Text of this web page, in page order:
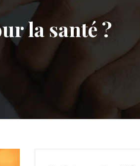
la santé ?